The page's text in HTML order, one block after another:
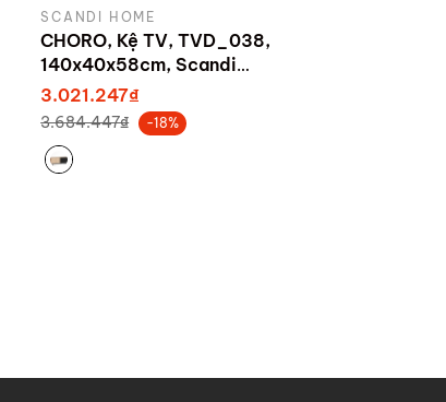
SCANDI HOME
CHORO, Kệ TV, TVD_038,
140x40x58cm, Scandi
Home
3.021.247₫
3.684.447₫ -18%